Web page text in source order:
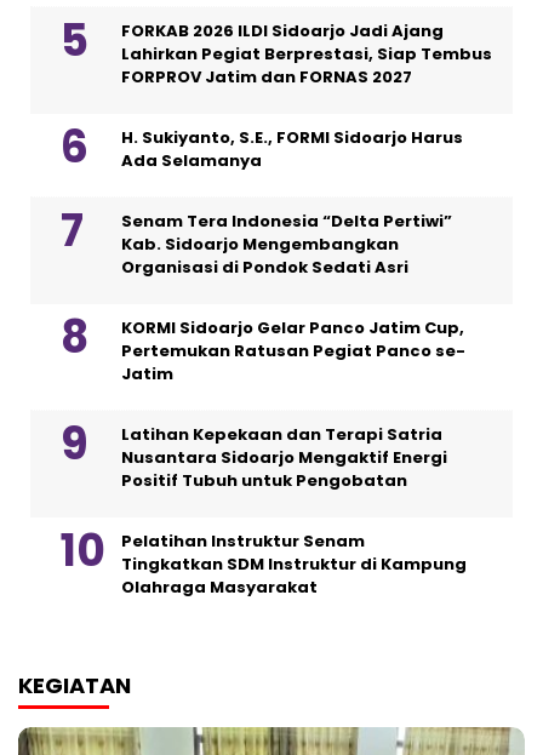
FORKAB 2026 ILDI Sidoarjo Jadi Ajang
Lahirkan Pegiat Berprestasi, Siap Tembus
FORPROV Jatim dan FORNAS 2027
H. Sukiyanto, S.E., FORMI Sidoarjo Harus
Ada Selamanya
Senam Tera Indonesia “Delta Pertiwi”
Kab. Sidoarjo Mengembangkan
Organisasi di Pondok Sedati Asri
KORMI Sidoarjo Gelar Panco Jatim Cup,
Pertemukan Ratusan Pegiat Panco se-
Jatim
Latihan Kepekaan dan Terapi Satria
Nusantara Sidoarjo Mengaktif Energi
Positif Tubuh untuk Pengobatan
Pelatihan Instruktur Senam
Tingkatkan SDM Instruktur di Kampung
Olahraga Masyarakat
KEGIATAN